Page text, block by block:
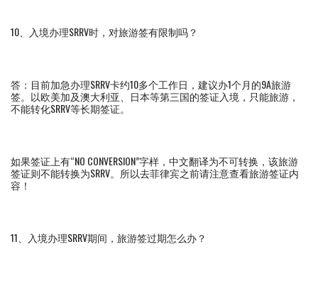
10、入境办理SRRV时，对旅游签有限制吗？
答：目前加急办理SRRV卡约10多个工作日，建议办1个月的9A旅游
签。以欧美加及澳大利亚、日本等第三国的签证入境，只能旅游，
不能转化SRRV等长期签证。
如果签证上有“NO CONVERSION”字样，中文翻译为不可转换，该旅游
签证则不能转换为SRRV。所以去菲律宾之前请注意查看旅游签证内
容！
11、入境办理SRRV期间，旅游签过期怎么办？